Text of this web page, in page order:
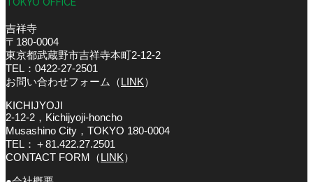
吉祥寺
〒180-0004
東京都武蔵野市吉祥寺本町2-12-2
TEL：0422-27-2501
お問い合わせフォーム（LINK）
KICHIJYOJI
2-12-2，Kichijyoji-honcho
Musashino City，TOKYO 180-0004
TEL：＋81.422.27.2501
CONTACT FORM（LINK）